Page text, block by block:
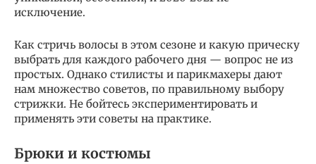
исключение.
Как стричь волосы в этом сезоне и какую прическу
выбрать для каждого рабочего дня — вопрос не из
простых. Однако стилисты и парикмахеры дают
нам множество советов, по правильному выбору
стрижки. Не бойтесь экспериментировать и
применять эти советы на практике.
Брюки и костюмы